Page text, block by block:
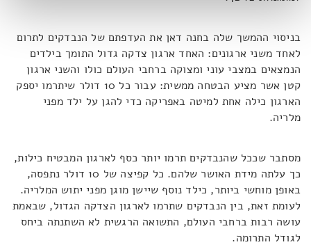
בניסוי ההמשך שלה בחנה דאן את העדפתם של הנבדקים לתרום
לאחד משני ארגונים: האחד ארגון צדקה גדול התומך בילדים
הנמצאים במצבי עוני ומצוקה ברחבי העולם כולו והשני ארגון
קטן אשר מציע הבטחה ממשית: עבור כל 10 דולר שיתרמו יספק
הארגון כילה אחת למיטה באפריקה כדי להגן על ילד מפני
מלריה.
מסתבר שככל שהנבדקים תרמו יותר כסף לארגון המבטיח כילות,
כך עלתה מידת האושר שלהם. כל קפיצה של 10 דולר נתפסה,
באופן מוחשי ביותר, כילד נוסף שיישן מוגן מפני יתוש המלריה.
לעומת זאת, בין הנבדקים שתרמו לארגון הצדקה הגדול, שבאמת
עושה רבות ברחבי העולם, התשואה הרגשית לא השתנתה ביחס
לגודל התרומה.